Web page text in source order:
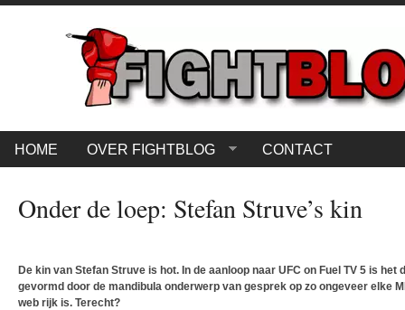
HOME OVER FIGHTBLOG CONTACT
Onder de loep: Stefan Struve’s kin
De kin van Stefan Struve is hot. In de aanloop naar UFC on Fuel TV 5 is het
gevormd door de mandibula onderwerp van gesprek op zo ongeveer elke
web rijk is. Terecht?